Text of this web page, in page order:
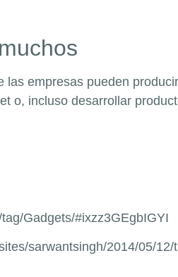
las empresas pueden
o, incluso desarrollar
Gadgets/#ixzz3GEgbIGYI
sarwantsingh/2014/05/